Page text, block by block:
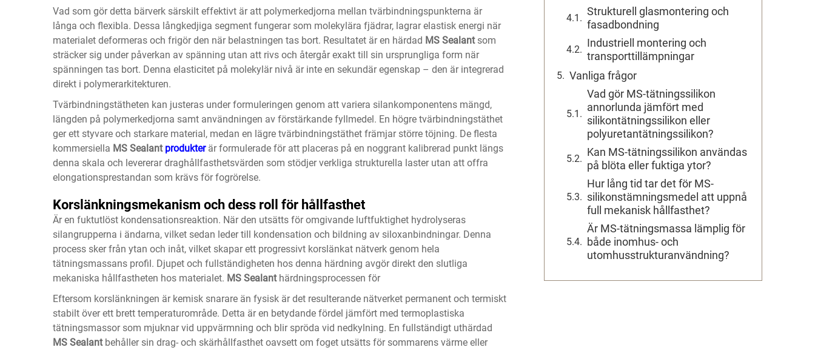
Vad som gör detta bärverk särskilt effektivt är att polymerkedjorna mellan tvärbindningspunkterna är
långa och flexibla. Dessa långkedjiga segment fungerar som molekylära fjädrar, lagrar elastisk energi när
materialet deformeras och frigör den när belastningen tas bort. Resultatet är en härdad MS Sealant som
sträcker sig under påverkan av spänning utan att rivs och återgår exakt till sin ursprungliga form när
spänningen tas bort. Denna elasticitet på molekylär nivå är inte en sekundär egenskap – den är integrerad
direkt i polymerarkitekturen.
Tvärbindningstätheten kan justeras under formuleringen genom att variera silankomponentens mängd,
längden på polymerkedjorna samt användningen av förstärkande fyllmedel. En högre tvärbindningstäthet
ger ett styvare och starkare material, medan en lägre tvärbindningstäthet främjar större töjning. De flesta
kommersiella MS Sealant produkter är formulerade för att placeras på en noggrant kalibrerad punkt längs
denna skala och levererar draghållfasthetsvärden som stödjer verkliga strukturella laster utan att offra
elongationsprestandan som krävs för fogrörelse.
Korslänkningsmekanism och dess roll för hållfasthet
Är en fuktutlöst kondensationsreaktion. När den utsätts för omgivande luftfuktighet hydrolyseras
silangrupperna i ändarna, vilket sedan leder till kondensation och bildning av siloxanbindningar. Denna
process sker från ytan och inåt, vilket skapar ett progressivt korslänkat nätverk genom hela
tätningsmassans profil. Djupet och fullständigheten hos denna härdning avgör direkt den slutliga
mekaniska hållfastheten hos materialet. MS Sealant härdningsprocessen för
Eftersom korslänkningen är kemisk snarare än fysisk är det resulterande nätverket permanent och termiskt
stabilt över ett brett temperaturområde. Detta är en betydande fördel jämfört med termoplastiska
tätningsmassor som mjuknar vid uppvärmning och blir spröda vid nedkylning. En fullständigt uthärdad
MS Sealant behåller sin drag- och skärhållfasthet oavsett om foget utsätts för sommarens värme eller
Strukturell glasmontering och
fasadbondning
Industriell montering och
transporttillämpningar
Vanliga frågor
Vad gör MS-tätningssilikon
annorlunda jämfört med
silikontätningssilikon eller
polyuretantätningssilikon?
Kan MS-tätningssilikon användas
på blöta eller fuktiga ytor?
Hur lång tid tar det för MS-
silikonstämningsmedel att uppnå
full mekanisk hållfasthet?
Är MS-tätningsmassa lämplig för
både inomhus- och
utomhusstrukturanvändning?